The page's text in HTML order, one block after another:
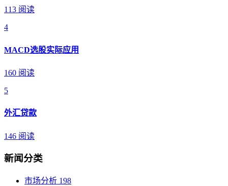
113 阅读
4
MACD选股实际应用
160 阅读
5
外汇贷款
146 阅读
新闻分类
市场分析 198